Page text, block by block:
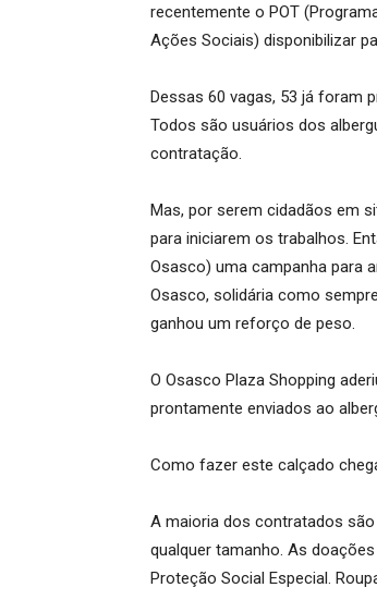
recentemente o POT
Ações Sociais) disponibilizar
Dessas 60 vagas, 53 já foram
Todos são usuários dos
contratação.
Mas, por serem cidadãos em
para iniciarem os trabalhos.
Osasco) uma campanha para
Osasco, solidária como
ganhou um reforço de peso.
O Osasco Plaza Shopping
prontamente enviados ao
Como fazer este calçado
A maioria dos contratados
qualquer tamanho. As
Proteção Social Especial.